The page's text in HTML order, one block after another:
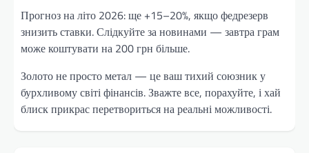
Прогноз на літо 2026: ще +15–20%, якщо федрезерв
знизить ставки. Слідкуйте за новинами — завтра грам
може коштувати на 200 грн більше.
Золото не просто метал — це ваш тихий союзник у
бурхливому світі фінансів. Зважте все, порахуйте, і хай
блиск прикрас перетвориться на реальні можливості.